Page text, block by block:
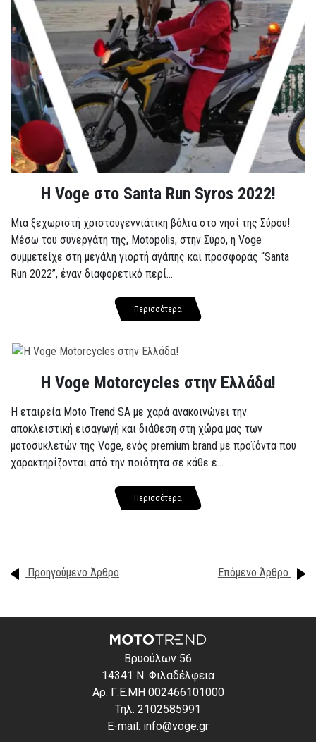
Η Voge στο Santa Run Syros 2022!
Μια ξεχωριστή χριστουγεννιάτικη βόλτα στο νησί της Σύρου!
Μέσω του συνεργάτη της, Motopolis, στην Σύρο, η Voge
συμμετείχε στη μεγάλη γιορτή αγάπης και προσφοράς “Santa
Run 2022”, έναν διαφορετικό περί...
Περισσότερα
H Voge Motorcycles στην Ελλάδα!
Η εταιρεία Moto Trend SA με χαρά ανακοινώνει την
αποκλειστική εισαγωγή και διάθεση στη χώρα μας των
μοτοσυκλετών της Voge, ενός premium brand με προϊόντα που
χαρακτηρίζονται από την ποιότητα σε κάθε ε...
Περισσότερα
Προηγούμενο Άρθρο Επόμενο Άρθρο
Βρυούλων 56
14341 Ν. Φιλαδέλφεια
Αρ. Γ.Ε.ΜΗ 002466101000
Τηλ. 2102585991
E-mail: info@voge.gr